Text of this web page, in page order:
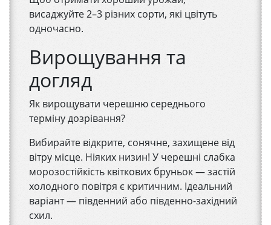
висаджуйте 2–3 різних сорти, які цвітуть
одночасно.
Вирощування та
догляд
Як вирощувати черешню середнього
терміну дозрівання?
Вибирайте відкрите, сонячне, захищене від
вітру місце. Ніяких низин! У черешні слабка
морозостійкість квіткових бруньок — застій
холодного повітря є критичним. Ідеальний
варіант — південний або південно-західний
схил.